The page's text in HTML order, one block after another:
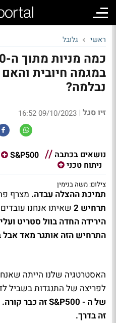
ראשי גלובל
במגמה חיובית
נבלמה?
זיו סגל |
09/10/2023 16:52
נושאים בכתבה S&P500
ניתוח טכני
צילום: משה בנימין
תמיכת ההצלה עבדה. מצרף
תרחיש 2
שאיתו אנחנו
הירידה החדה בוול סטריט
התרחיש הזה אותגר מאד אבל
האסטרטגיה שלנו הייתה
לפריצה של התנגדות בשביל
של ה - S&P500
זה בדרך.